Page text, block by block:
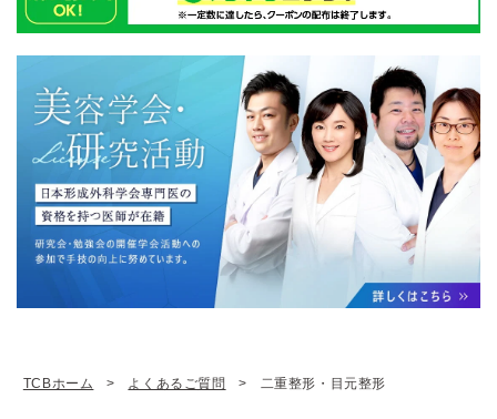
TCBホーム よくあるご質問 二重整形・目元整形